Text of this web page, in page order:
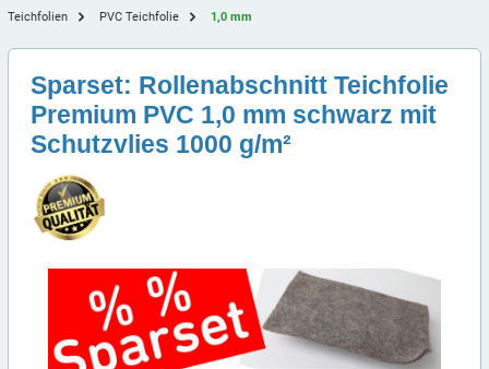
Teichfolien PVC Teichfolie 1,0 mm
Sparset: Rollenabschnitt Teichfolie
Premium PVC 1,0 mm schwarz mit
Schutzvlies 1000 g/m²